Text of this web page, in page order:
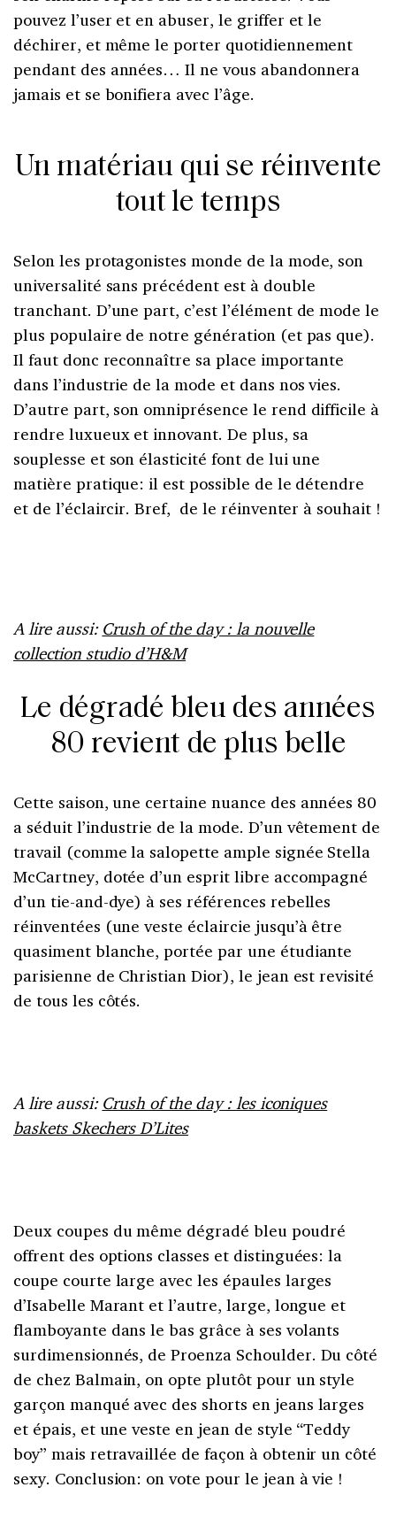
pouvez l’user et en abuser, le griffer et le
déchirer, et même le porter quotidiennement
pendant des années… Il ne vous abandonnera
jamais et se bonifiera avec l’âge.
Un matériau qui se réinvente
tout le temps
Selon les protagonistes monde de la mode, son
universalité sans précédent est à double
tranchant. D’une part, c’est l’élément de mode le
plus populaire de notre génération (et pas que).
Il faut donc reconnaître sa place importante
dans l’industrie de la mode et dans nos vies.
D’autre part, son omniprésence le rend difficile à
rendre luxueux et innovant. De plus, sa
souplesse et son élasticité font de lui une
matière pratique: il est possible de le détendre
et de l’éclaircir. Bref, de le réinventer à souhait !
A lire aussi: Crush of the day : la nouvelle
collection studio d’H&M
Le dégradé bleu des années
80 revient de plus belle
Cette saison, une certaine nuance des années 80
a séduit l’industrie de la mode. D’un vêtement de
travail (comme la salopette ample signée Stella
McCartney, dotée d’un esprit libre accompagné
d’un tie-and-dye) à ses références rebelles
réinventées (une veste éclaircie jusqu’à être
quasiment blanche, portée par une étudiante
parisienne de Christian Dior), le jean est revisité
de tous les côtés.
A lire aussi: Crush of the day : les iconiques
baskets Skechers D’Lites
Deux coupes du même dégradé bleu poudré
offrent des options classes et distinguées: la
coupe courte large avec les épaules larges
d’Isabelle Marant et l’autre, large, longue et
flamboyante dans le bas grâce à ses volants
surdimensionnés, de Proenza Schoulder. Du côté
de chez Balmain, on opte plutôt pour un style
garçon manqué avec des shorts en jeans larges
et épais, et une veste en jean de style “Teddy
boy” mais retravaillée de façon à obtenir un côté
sexy. Conclusion: on vote pour le jean à vie !